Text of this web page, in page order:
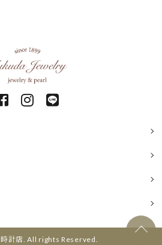
計店. All rights Reserved.